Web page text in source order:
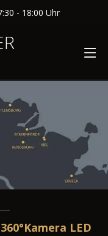
- 18:00 Uhr
LED